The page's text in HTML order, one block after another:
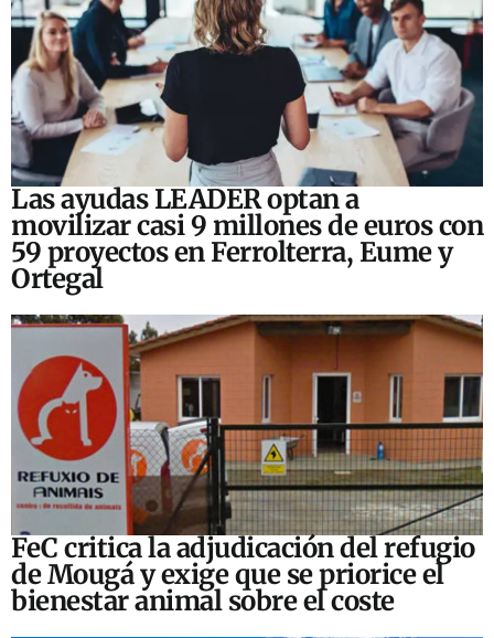
Las ayudas LEADER optan a
movilizar casi 9 millones de euros con
59 proyectos en Ferrolterra, Eume y
Ortegal
FeC critica la adjudicación del refugio
de Mougá y exige que se priorice el
bienestar animal sobre el coste